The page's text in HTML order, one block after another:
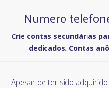
Numero
Crie contas secundárias
dedicados. Contas
Apesar de ter sido